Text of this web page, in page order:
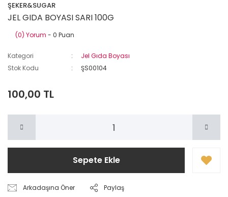
ŞEKER&SUGAR
JEL GIDA BOYASI SARI 100G
(0) Yorum - 0 Puan
Kategori
Jel Gıda Boyası
Stok Kodu
ŞS00104
100,00 TL
Sepete Ekle
Arkadaşına Öner Paylaş